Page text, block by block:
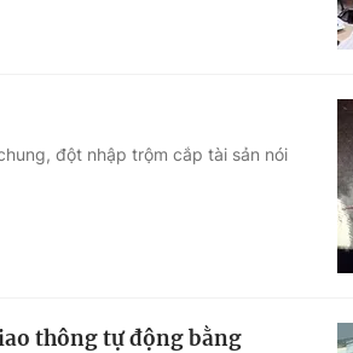
Tuyển sinh
đột nhập trộm cắp tài sản nói
thông tự động bằng